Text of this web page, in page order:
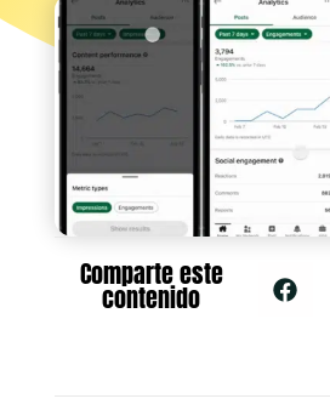
Comparte este
contenido